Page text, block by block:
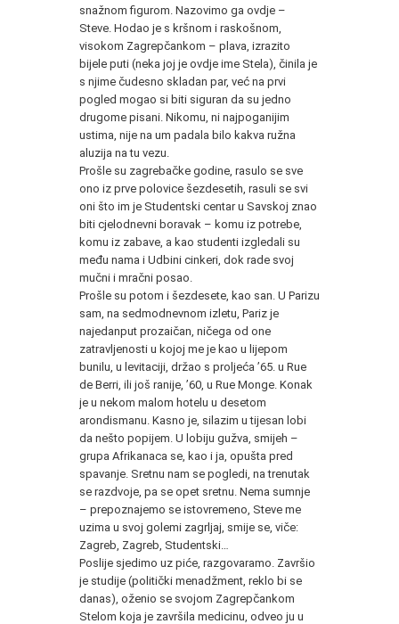
snažnom figurom. Nazovimo ga ovdje –
Steve. Hodao je s kršnom i raskošnom,
visokom Zagrepčankom – plava, izrazito
bijele puti (neka joj je ovdje ime Stela), činila je
s njime čudesno skladan par, već na prvi
pogled mogao si biti siguran da su jedno
drugome pisani. Nikomu, ni najpoganijim
ustima, nije na um padala bilo kakva ružna
aluzija na tu vezu.
Prošle su zagrebačke godine, rasulo se sve
ono iz prve polovice šezdesetih, rasuli se svi
oni što im je Studentski centar u Savskoj znao
biti cjelodnevni boravak – komu iz potrebe,
komu iz zabave, a kao studenti izgledali su
među nama i Udbini cinkeri, dok rade svoj
mučni i mračni posao.
Prošle su potom i šezdesete, kao san. U Parizu
sam, na sedmodnevnom izletu, Pariz je
najedanput prozaičan, ničega od one
zatravljenosti u kojoj me je kao u lijepom
bunilu, u levitaciji, držao s proljeća ʼ65. u Rue
de Berri, ili još ranije, ʼ60, u Rue Monge. Konak
je u nekom malom hotelu u desetom
arondismanu. Kasno je, silazim u tijesan lobi
da nešto popijem. U lobiju gužva, smijeh –
grupa Afrikanaca se, kao i ja, opušta pred
spavanje. Sretnu nam se pogledi, na trenutak
se razdvoje, pa se opet sretnu. Nema sumnje
– prepoznajemo se istovremeno, Steve me
uzima u svoj golemi zagrljaj, smije se, viče:
Zagreb, Zagreb, Studentski…
Poslije sjedimo uz piće, razgovaramo. Završio
je studije (politički menadžment, reklo bi se
danas), oženio se svojom Zagrepčankom
Stelom koja je završila medicinu, odveo ju u